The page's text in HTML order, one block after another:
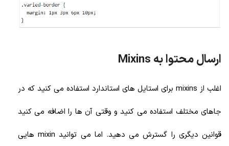
ارسال محتوا به Mixins
اغلب از mixins برای استایل های استاندارد استفاده می کنید که در
جاهای مختلف استفاده می کنید و وقتی آن ها را اضافه می کنید
قوانین دیگری را گسترش می دهید. اما می توانید mixin هایی